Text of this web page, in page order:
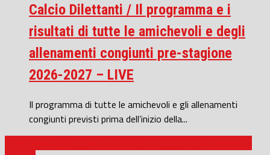
Calcio Dilettanti / Il programma e i
risultati di tutte le amichevoli e degli
allenamenti congiunti pre-stagione
2026-2027 – LIVE
Il programma di tutte le amichevoli e gli allenamenti
congiunti previsti prima dell’inizio della...